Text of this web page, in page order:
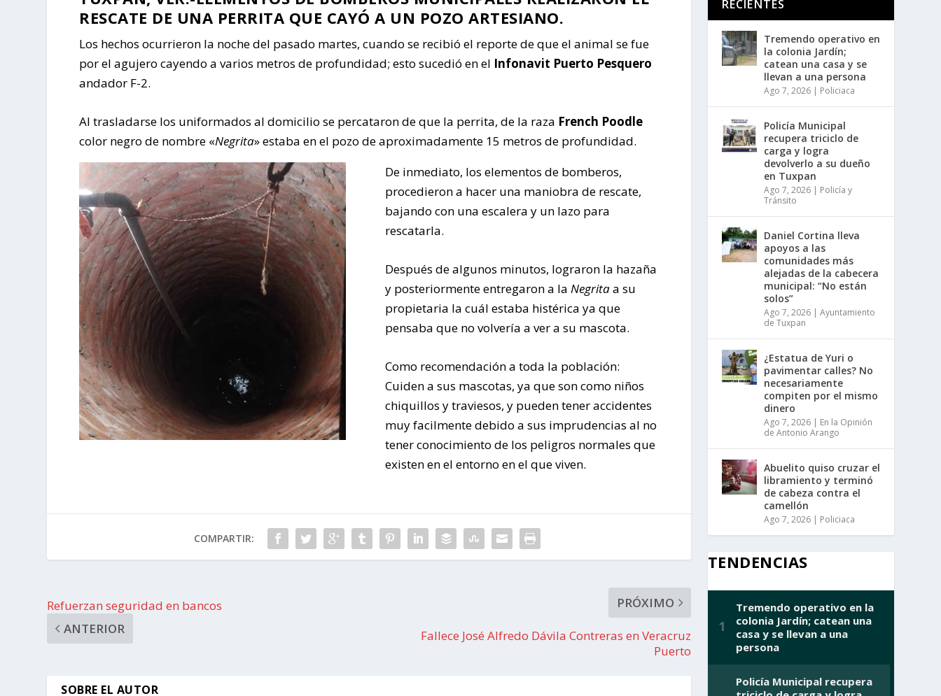
RESCATE DE UNA PERRITA QUE CAYÓ A UN POZO ARTESIANO.
Los hechos ocurrieron la noche del pasado martes, cuando se recibió el reporte de que el animal se fue
por el agujero cayendo a varios metros de profundidad; esto sucedió en el Infonavit Puerto Pesquero
andador F-2.
Al trasladarse los uniformados al domicilio se percataron de que la perrita, de la raza French Poodle
color negro de nombre «Negrita» estaba en el pozo de aproximadamente 15 metros de profundidad.
De inmediato, los elementos de bomberos,
procedieron a hacer una maniobra de rescate,
bajando con una escalera y un lazo para
rescatarla.
Después de algunos minutos, lograron la hazaña
y posteriormente entregaron a la Negritaa su
propietaria la cuál estaba histérica ya que
pensaba que no volvería a ver a su mascota.
Como recomendación a toda la población:
Cuiden a sus mascotas, ya que son como niños
chiquillos y traviesos, y pueden tener accidentes
muy facilmente debido a sus imprudencias al no
tener conocimiento de los peligros normales que
existen en el entorno en el que viven.
COMPARTIR:
Refuerzan seguridad en bancos
ANTERIOR
PRÓXIMO
Fallece José Alfredo Dávila Contreras en Veracruz
Puerto
SOBRE EL AUTOR
RECIENTES
Tremendo operativo en
la colonia Jardín;
catean una casa y se
llevan a una persona
Ago 7, 2026| Policiaca
Policía Municipal
recupera triciclo de
carga y logra
devolverlo a su dueño
en Tuxpan
Ago 7, 2026| Policía y
Tránsito
Daniel Cortina lleva
apoyos a las
comunidades más
alejadas de la cabecera
municipal: “No están
solos”
Ago 7, 2026| Ayuntamiento
de Tuxpan
¿Estatua de Yuri o
pavimentar calles? No
necesariamente
compiten por el mismo
dinero
Ago 7, 2026| En la Opinión
de Antonio Arango
Abuelito quiso cruzar el
libramiento y terminó
de cabeza contra el
camellón
Ago 7, 2026| Policiaca
TENDENCIAS